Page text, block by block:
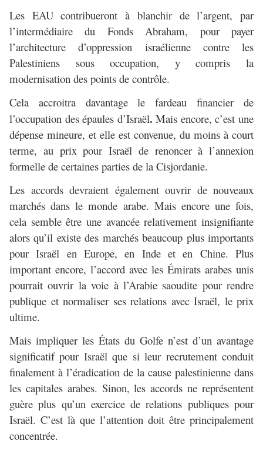
Les EAU contribueront à blanchir de l’argent, par
l’intermédiaire du Fonds Abraham, pour payer
l’architecture d’oppression israélienne contre les
Palestiniens sous occupation, y compris la
modernisation des points de contrôle.
Cela accroitra davantage le fardeau financier de
l’occupation des épaules d’Israël. Mais encore, c’est une
dépense mineure, et elle est convenue, du moins à court
terme, au prix pour Israël de renoncer à l’annexion
formelle de certaines parties de la Cisjordanie.
Les accords devraient également ouvrir de nouveaux
marchés dans le monde arabe. Mais encore une fois,
cela semble être une avancée relativement insignifiante
alors qu’il existe des marchés beaucoup plus importants
pour Israël en Europe, en Inde et en Chine. Plus
important encore, l’accord avec les Émirats arabes unis
pourrait ouvrir la voie à l’Arabie saoudite pour rendre
publique et normaliser ses relations avec Israël, le prix
ultime.
Mais impliquer les États du Golfe n’est d’un avantage
significatif pour Israël que si leur recrutement conduit
finalement à l’éradication de la cause palestinienne dans
les capitales arabes. Sinon, les accords ne représentent
guère plus qu’un exercice de relations publiques pour
Israël. C’est là que l’attention doit être principalement
concentrée.